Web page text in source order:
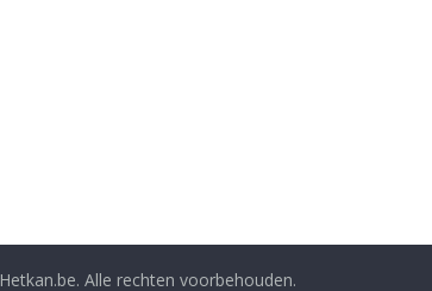
Hetkan.be. Alle rechten voorbehouden.